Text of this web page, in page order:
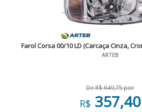
Farol Corsa 00/10 LD (Carcaça Cinza,
ARTEB
De R$ 649,75 por
R$ 357,40